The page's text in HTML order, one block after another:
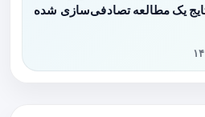
یک مطالعه تصادفی‌سازی شده